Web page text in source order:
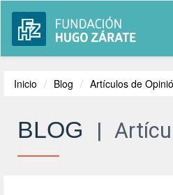
Inicio Blog Artículos de
BLOG |